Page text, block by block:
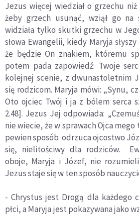
Jezus więcej wiedział o grzechu
żeby grzech usunąć, wziął go na
widziała tylko skutki grzechu w
słowa Ewangelii, kiedy Maryja
że będzie On znakiem, któremu
potem pada zapowiedź: Twoje
kolejnej scenie, z dwunastoletnim
się rodzicom. Maryja mówi: „Synu,
Oto ojciec Twój i ja z bólem serca
2.48]. Jezus Jej odpowiada:
nie wiecie, że w sprawach Ojca mego
pewien sposób odrzuca ojcostwo
się, nielitościwy dla rodziców.
oboje, Maryja i Józef, nie
Jezus staje się w ten sposób
- Chrystus jest Drogą dla każdego
płci, a Maryja jest pokazywana jako